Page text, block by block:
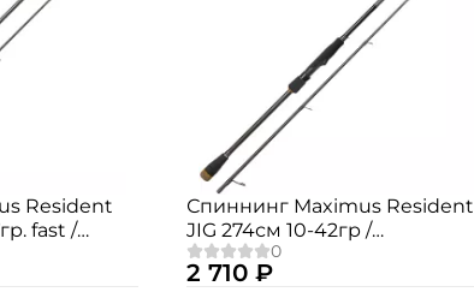
Resident
fast /
Спиннинг Maximus Resident
JIG 274см 10-42гр /
MJSSRE274MH
2 710 ₽
Создать аккаунт